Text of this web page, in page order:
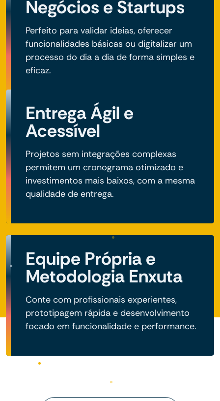
Negócios e Startups
Perfeito para validar ideias, oferecer
funcionalidades básicas ou digitalizar um
processo do dia a dia de forma simples e
eficaz.
Entrega Ágil e
Acessível
Projetos sem integrações complexas
permitem um cronograma otimizado e
investimentos mais baixos, com a mesma
qualidade de entrega.
Equipe Própria e
Metodologia Enxuta
Conte com profissionais experientes,
prototipagem rápida e desenvolvimento
focado em funcionalidade e performance.